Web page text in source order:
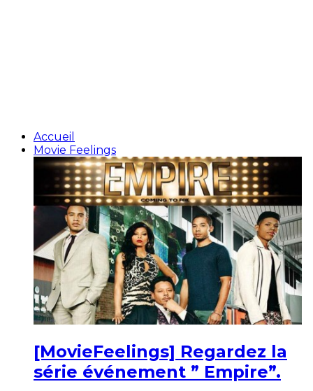
Accueil
Movie Feelings
[MovieFeelings] Regardez la
série événement ” Empire”.